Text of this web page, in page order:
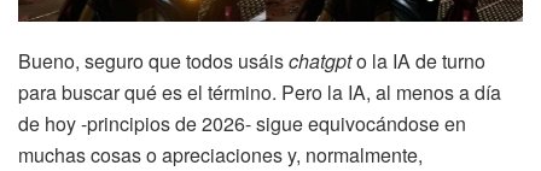
Bueno, seguro que todos usáischatgpto la IA de turno
para buscar qué es el término. Pero la IA, al menos a día
de hoy -principios de 2026- sigue equivocándose en
muchas cosas o apreciaciones y, normalmente,